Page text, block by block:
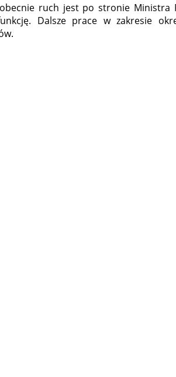
ruch jest po stronie Ministra
Dalsze prace w zakresie